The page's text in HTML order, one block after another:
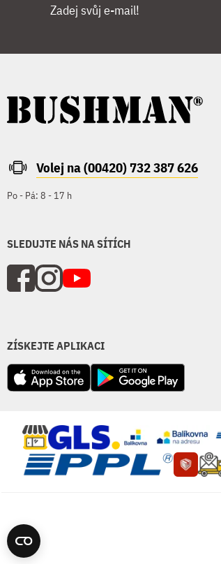
Zadej svůj e-mail!
Volej na (00420) 732 387 626
Po - Pá: 8 - 17 h
SLEDUJTE NÁS NA SÍTÍCH
ZÍSKEJTE APLIKACI